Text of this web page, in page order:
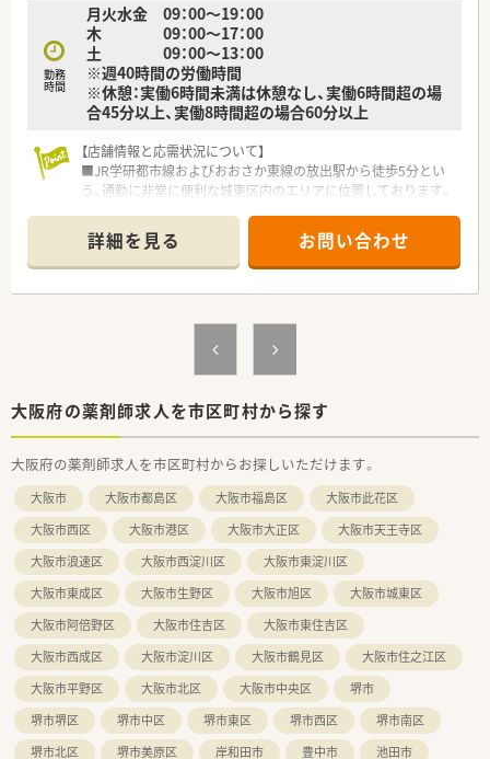
勤務
時間
月火水金 09：00～19：00
木 09：00～17：00
土 09：00～13：00
※週40時間の労働時間
※休憩：実働6時間未満は休憩なし、実働6時間超の場
合45分以上、実働8時間超の場合60分以上
【店舗情報と応需状況について】
■JR学研都市線およびおおさか東線の放出駅から徒歩5分とい
う、通勤に非常に便利な城東区内のエリアに位置しております。
約40枚から50枚程度と、一人ひとりに向き合える環境です。
■薬剤師は1日2名体制のシフトを組んでおり、休憩時間以外は
常に複数名で業務を分担できるため、精神的なゆとりを持てま
す。
【法人特徴について】
■「からだに良いものを広めたい」という企業理念を掲げ、2017
■神奈川県平塚市と大阪府大阪市の計2店舗を運営しており、健
■代表取締役は製薬企業での長年の勤務経験を持ち、海洋ミネラ
ルなどの自然素材に関する深い知見を活かしたヘルスケア事業
を展開しています。
【想定される業務内容】
■処方箋に基づく調剤業務や監査、丁寧な服薬指導に加え、管理
薬剤師候補として医薬品の在庫管理や店舗運営実務に携わって
いただきます。 ■広域からの面応需にも対応しているため、幅広
い処方内容に触れることができ、薬剤師としての臨床知識をさら
に深めることが可能です。 ■近隣の患者様宅への居宅訪問薬剤
管理指導も数件お任せしますが、移動は電動自転車のため、車の
運転に不安がある方でも安心です。
詳細を見る お問い合わせ
大阪府の薬剤師求人を市区町村から探す
大阪府の薬剤師求人を市区町村からお探しいただけます。
大阪市 大阪市都島区 大阪市福島区
大阪市此花区
大阪市西区
大阪市港区 大阪市大正区
大阪市天王寺区
大阪市浪速区
大阪市西淀川区
大阪市東淀川区
大阪市東成区
大阪市生野区 大阪市旭区
大阪市城東区
大阪市阿倍野区
大阪市住吉区
大阪市東住吉区
大阪市西成区
大阪市淀川区 大阪市鶴見区
大阪市住之江区
大阪市平野区
大阪市北区 大阪市中央区
堺市
堺市堺区
堺市中区 堺市東区 堺市西区
堺市南区
堺市北区
堺市美原区 岸和田市 豊中市 池田市